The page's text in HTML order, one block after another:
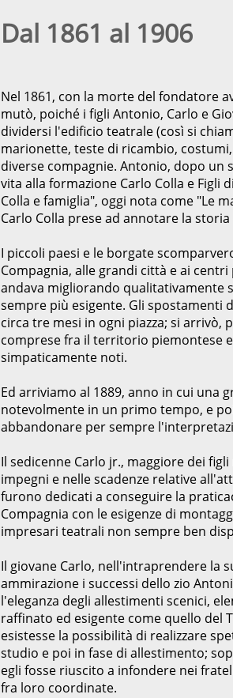
Dal 1861 al 1906
Nel 1861, con la morte del fondatore
mutò, poiché i figli Antonio, Carlo e
dividersi l'edificio teatrale (così si
marionette, teste di ricambio,
diverse compagnie. Antonio, dopo un
vita alla formazione Carlo Colla e Figli
Colla e famiglia", oggi nota come "Le
Carlo Colla prese ad annotare la
I piccoli paesi e le borgate
Compagnia, alle grandi città e ai
andava migliorando qualitativamente
sempre più esigente. Gli spostamenti
circa tre mesi in ogni piazza; si
comprese fra il territorio piemontese
simpaticamente noti.
Ed arriviamo al 1889, anno in cui una
notevolmente in un primo tempo, e
abbandonare per sempre
Il sedicenne Carlo jr., maggiore dei
impegni e nelle scadenze relative
furono dedicati a conseguire la
Compagnia con le esigenze di
impresari teatrali non sempre ben
Il giovane Carlo, nell'intraprendere la
ammirazione i successi dello zio
l'eleganza degli allestimenti scenici,
raffinato ed esigente come quello del
esistesse la possibilità di realizzare
studio e poi in fase di allestimento;
egli fosse riuscito a infondere nei
fra loro coordinate.